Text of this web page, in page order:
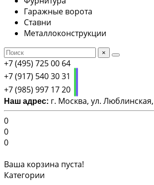
Гаражные ворота
Ставни
Металлоконструкции
×
+7 (495) 725 00 64
+7 (917) 540 30 31
+7 (985) 997 17 20
Наш адрес: г. Москва, ул.
0
0
0
Ваша корзина пуста!
Категории